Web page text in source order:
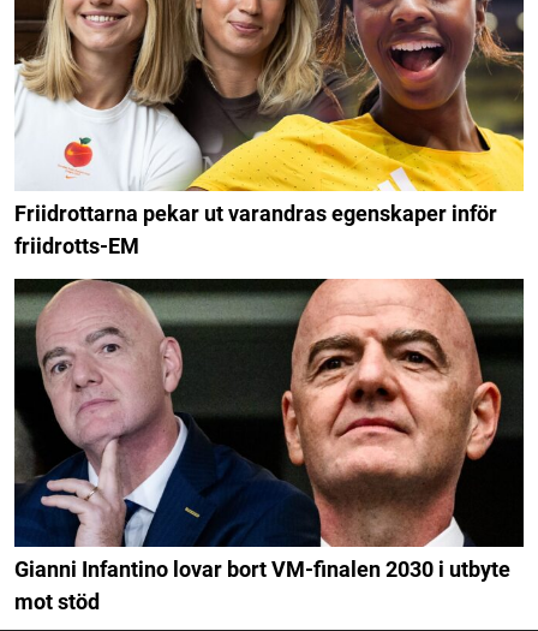
Friidrottarna pekar ut varandras egenskaper inför
friidrotts-EM
Gianni Infantino lovar bort VM-finalen 2030 i utbyte
mot stöd